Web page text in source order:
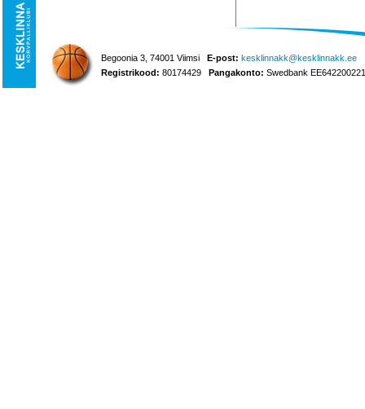
Begoonia 3, 74001 Viimsi E-post: kesklinnakk@kesklinnakk.ee
Registrikood: 80174429 Pangakonto: Swedbank